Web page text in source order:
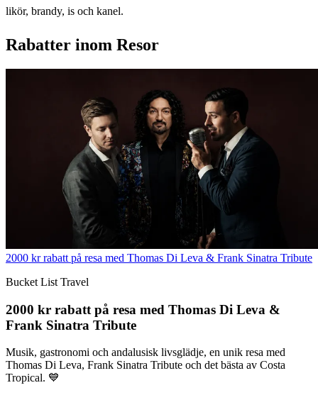
likör, brandy, is och kanel.
Rabatter inom Resor
2000 kr rabatt på resa med Thomas Di Leva & Frank Sinatra Tribute
Bucket List Travel
2000 kr rabatt på resa med Thomas Di Leva &
Frank Sinatra Tribute
Musik, gastronomi och andalusisk livsglädje, en unik resa med
Thomas Di Leva, Frank Sinatra Tribute och det bästa av Costa
Tropical. 💙